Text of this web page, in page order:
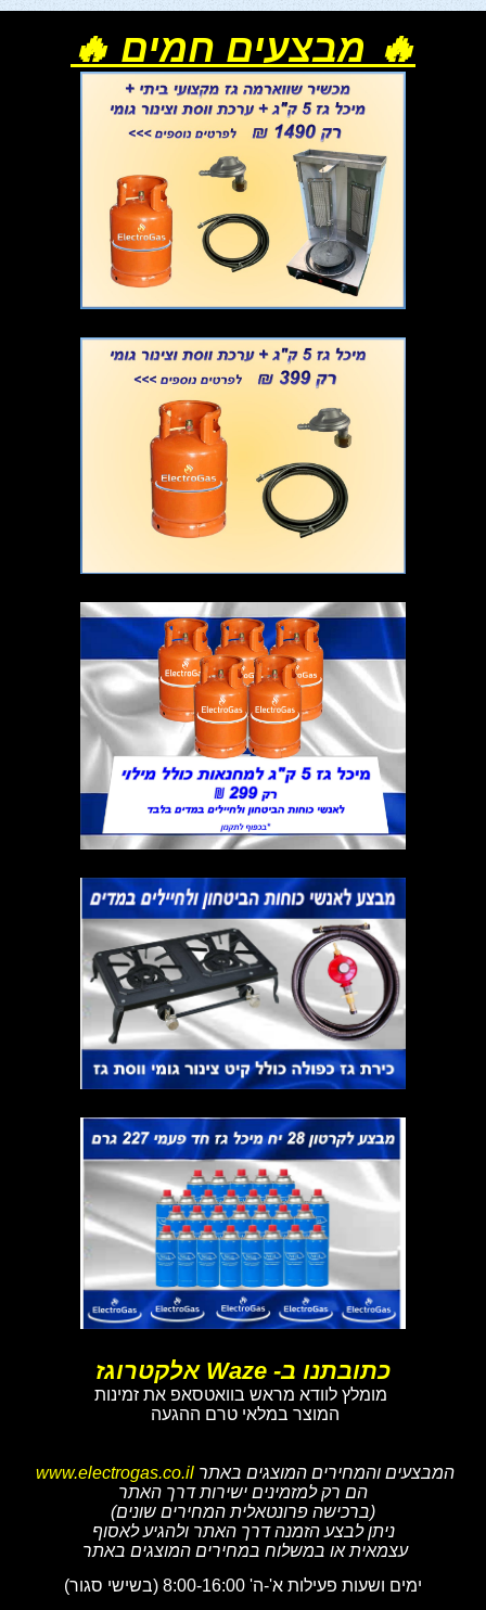
🔥 מבצעים חמים 🔥
כתובתנו ב- Waze אלקטרוגז
מומלץ לוודא מראש בוואטסאפ את זמינות
המוצר במלאי טרם ההגעה
המבצעים והמחירים המוצגים באתר www.electrogas.co.il
הם רק למזמינים ישירות דרך האתר
(ברכישה פרונטאלית המחירים שונים)
ניתן לבצע הזמנה דרך האתר ולהגיע לאסוף
עצמאית או במשלוח במחירים המוצגים באתר
ימים ושעות פעילות א'-ה' 8:00-16:00 (בשישי סגור)